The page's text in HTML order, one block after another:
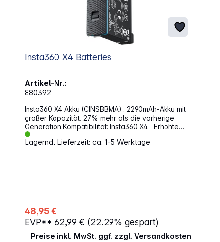
Insta360 X4 Batteries
Artikel-Nr.:
880392
Insta360 X4 Akku (CINSBBMA) . 2290mAh-Akku mit
großer Kapazität, 27% mehr als die vorherige
Generation.Kompatibilität: Insta360 X4 Erhöhte
Akkulaufzeit um bis zu 67%, was eine Aufnahme von
135 Minuten bei 5,7K mit 30 Bildern pro Sekunde
Lagernd, Lieferzeit: ca. 1-5 Werktage
48,95 €
EVP** 62,99 € (22.29% gespart)
Preise inkl. MwSt. ggf. zzgl. Versandkosten